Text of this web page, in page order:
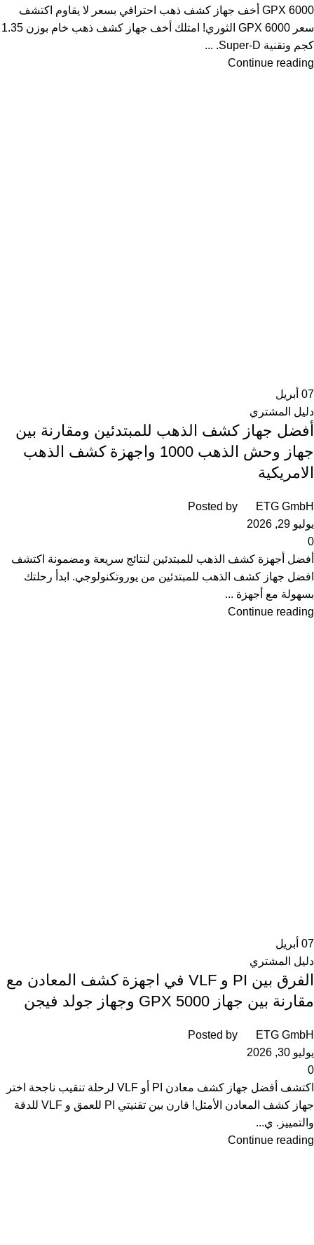
GPX 6000 أخف جهاز كشف ذهب احترافي بسعر لا يقاوم اكتشف
سعر GPX 6000 الثوري! امتلك أخف جهاز كشف ذهب خام بوزن 1.35
كجم وتقنية Super-D. ...
Continue reading
07 أبريل
دليل المشتري
أفضل جهاز كشف الذهب للمبتدئين ومقارنة بين
جهاز وحش الذهب 1000 واجهزة كشف الذهب
الامريكية
Posted by
ETG GmbH
يوليو 29, 2026
0
أفضل أجهزة كشف الذهب للمبتدئين لنتائج سريعة ومضمونة اكتشف
افضل جهاز كشف الذهب للمبتدئين من يوروتكنولوجي. ابدأ رحلتك
بسهولة مع أجهزة ...
Continue reading
07 أبريل
دليل المشتري
الفرق بين PI و VLF في اجهزة كشف المعادن مع
مقارنة بين جهاز GPX 5000 وجهاز جولد فيجن
Posted by
ETG GmbH
يوليو 30, 2026
0
اكتشف أفضل جهاز كشف معادن PI أو VLF لرحلة تنقيب ناجحة اختر
جهاز كشف المعادن الأمثل! قارن بين تقنيتي PI للعمق و VLF للدقة
والتمييز. ي...
Continue reading